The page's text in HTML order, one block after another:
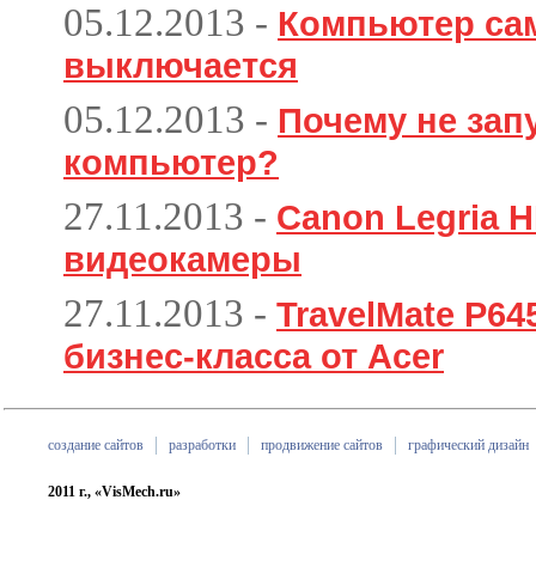
05.12.2013 - Компьютер
выключается
05.12.2013 - Почему не
компьютер?
27.11.2013 - Canon Legria
видеокамеры
27.11.2013 - TravelMate
бизнес-класса от Acer
создание сайтов разработки продвижение сайтов графический дизайн
2011 г., «VisMech.ru»